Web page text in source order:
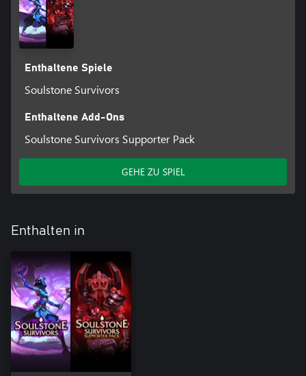
Enthaltene Spiele
Soulstone Survivors
Enthaltene Add-Ons
Soulstone Survivors Supporter Pack
GEHE ZU SPIEL
Enthalten in